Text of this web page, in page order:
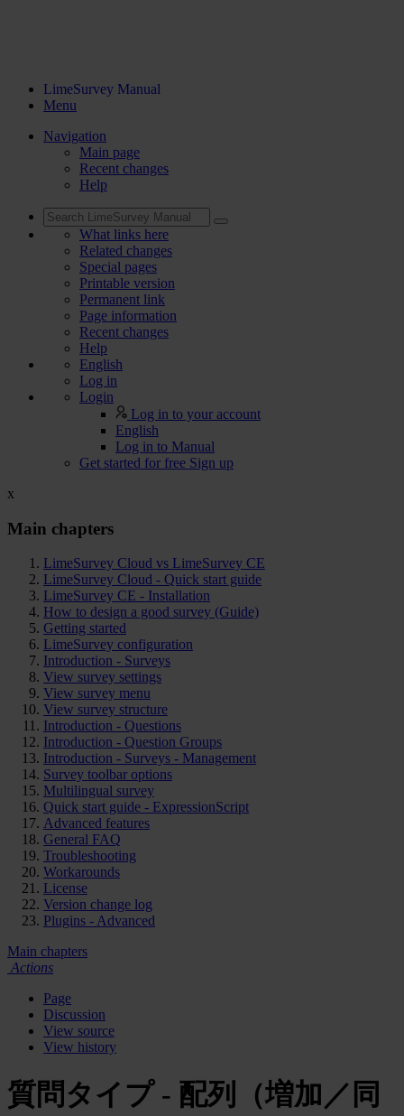
LimeSurvey Manual
Menu
Navigation
Main page
Recent changes
Help
What links here
Related changes
Special pages
Printable version
Permanent link
Page information
Recent changes
Help
English
Log in
Login
Log in to your account
English
Log in to Manual
Get started for free Sign up
x
Main chapters
LimeSurvey Cloud vs LimeSurvey CE
LimeSurvey Cloud - Quick start guide
LimeSurvey CE - Installation
How to design a good survey (Guide)
Getting started
LimeSurvey configuration
Introduction - Surveys
View survey settings
View survey menu
View survey structure
Introduction - Questions
Introduction - Question Groups
Introduction - Surveys - Management
Survey toolbar options
Multilingual survey
Quick start guide - ExpressionScript
Advanced features
General FAQ
Troubleshooting
Workarounds
License
Version change log
Plugins - Advanced
Main chapters
Actions
Page
Discussion
View source
View history
質問タイプ - 配列（増加／同